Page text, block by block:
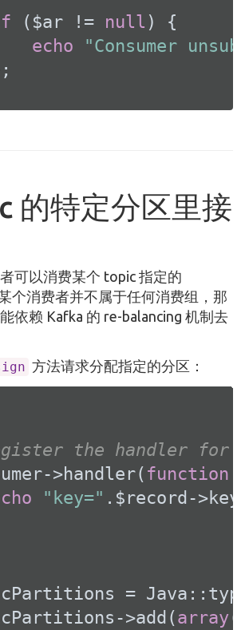
($ar != null ) {
echo
"Consumer
的特定分区里接
可以消费某个 topic 指定的
个消费者并不属于任何消费组，那
依赖 Kafka 的 re-balancing 机制去
方法请求分配指定的分区：
the handler for
>handler(
function
"key=" .$record-
=
>add(
array(